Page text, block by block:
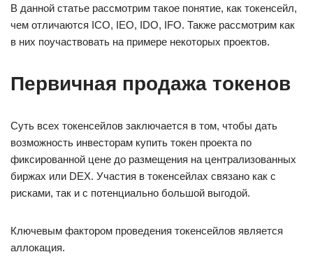
В данной статье рассмотрим такое понятие, как токенсейл,
чем отличаются ICO, IEO, IDO, IFO. Также рассмотрим как
в них поучаствовать на примере некоторых проектов.
Первичная продажа токенов
Суть всех токенсейлов заключается в том, чтобы дать
возможность инвесторам купить токен проекта по
фиксированной цене до размещения на централизованных
биржах или DEX. Участия в токенсейлах связано как с
рисками, так и с потенциально большой выгодой.
Ключевым фактором проведения токенсейлов является
аллокация.